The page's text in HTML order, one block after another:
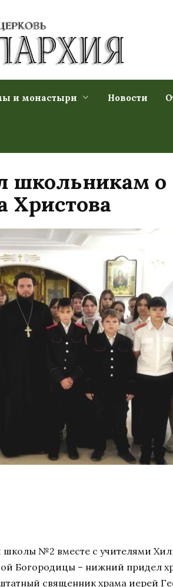
и монастыри Новости
школьникам
Христова
школы №2 вместе с учителями
Богородицы – нижний придел
священник храма иерей